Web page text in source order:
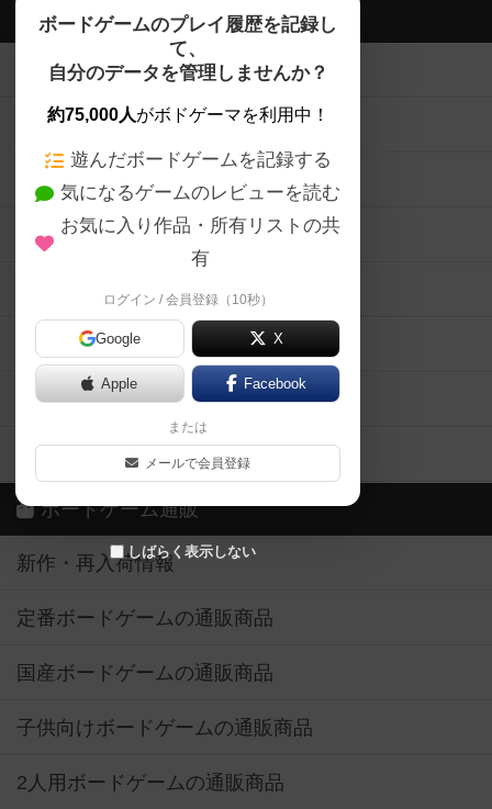
ボードゲームのプレイ履歴を記録し
て、
自分のデータを管理しませんか？
約75,000人がボドゲーマを利用中！
遊んだボードゲームを記録する
気になるゲームのレビューを読む
お気に入り作品・所有リストの共
有
ログイン / 会員登録（10秒）
Google X
Apple Facebook
または
メールで会員登録
しばらく表示しない
ボドゲーマTOP
ボードゲームを検索する
ボードゲームの新着レビュー
ボードゲーム会情報
メカニクス特集
掲示板・トピックス
ボドとも・会員一覧
ボードゲーム業界コラム
ボドゲーマご利用案内
ボードゲーム通販
新作・再入荷情報
定番ボードゲームの通販商品
国産ボードゲームの通販商品
子供向けボードゲームの通販商品
2人用ボードゲームの通販商品